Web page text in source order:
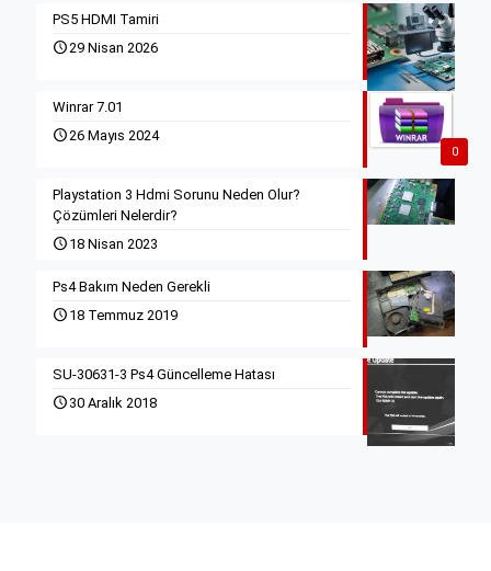
PS5 HDMI Tamiri
29 Nisan 2026
0
Winrar 7.01
26 Mayıs 2024
Playstation 3 Hdmi Sorunu Neden Olur?
Çözümleri Nelerdir?
18 Nisan 2023
Ps4 Bakım Neden Gerekli
18 Temmuz 2019
SU-30631-3 Ps4 Güncelleme Hatası
30 Aralık 2018